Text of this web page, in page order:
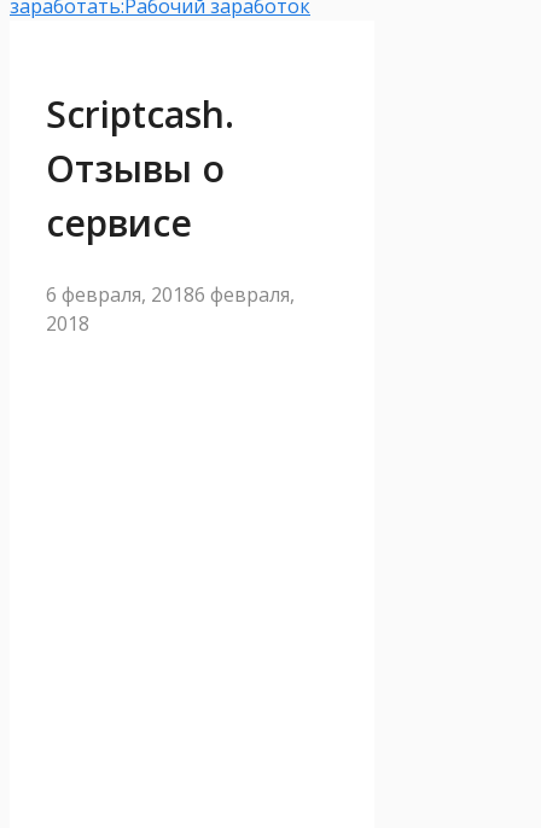
заработать:Рабочий заработок
Scriptcash.
Отзывы о
сервисе
6 февраля, 20186 февраля,
2018